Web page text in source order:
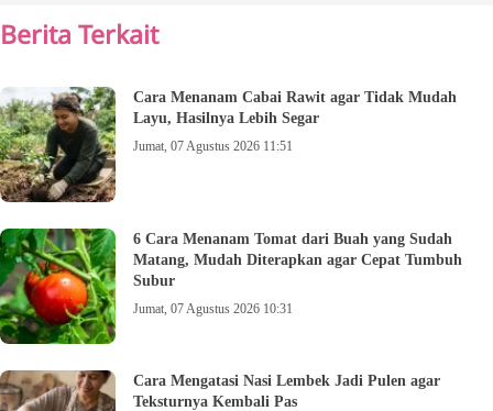
Berita Terkait
Cara Menanam Cabai Rawit agar Tidak Mudah
Layu, Hasilnya Lebih Segar
Jumat, 07 Agustus 2026 11:51
6 Cara Menanam Tomat dari Buah yang Sudah
Matang, Mudah Diterapkan agar Cepat Tumbuh
Subur
Jumat, 07 Agustus 2026 10:31
Cara Mengatasi Nasi Lembek Jadi Pulen agar
Teksturnya Kembali Pas